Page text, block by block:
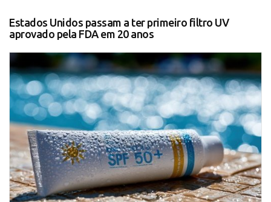
Estados Unidos passam a ter primeiro filtro UV
aprovado pela FDA em 20 anos